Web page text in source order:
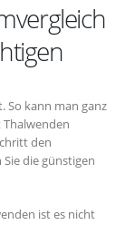
So kann man ganz
den
die günstigen
ist es nicht